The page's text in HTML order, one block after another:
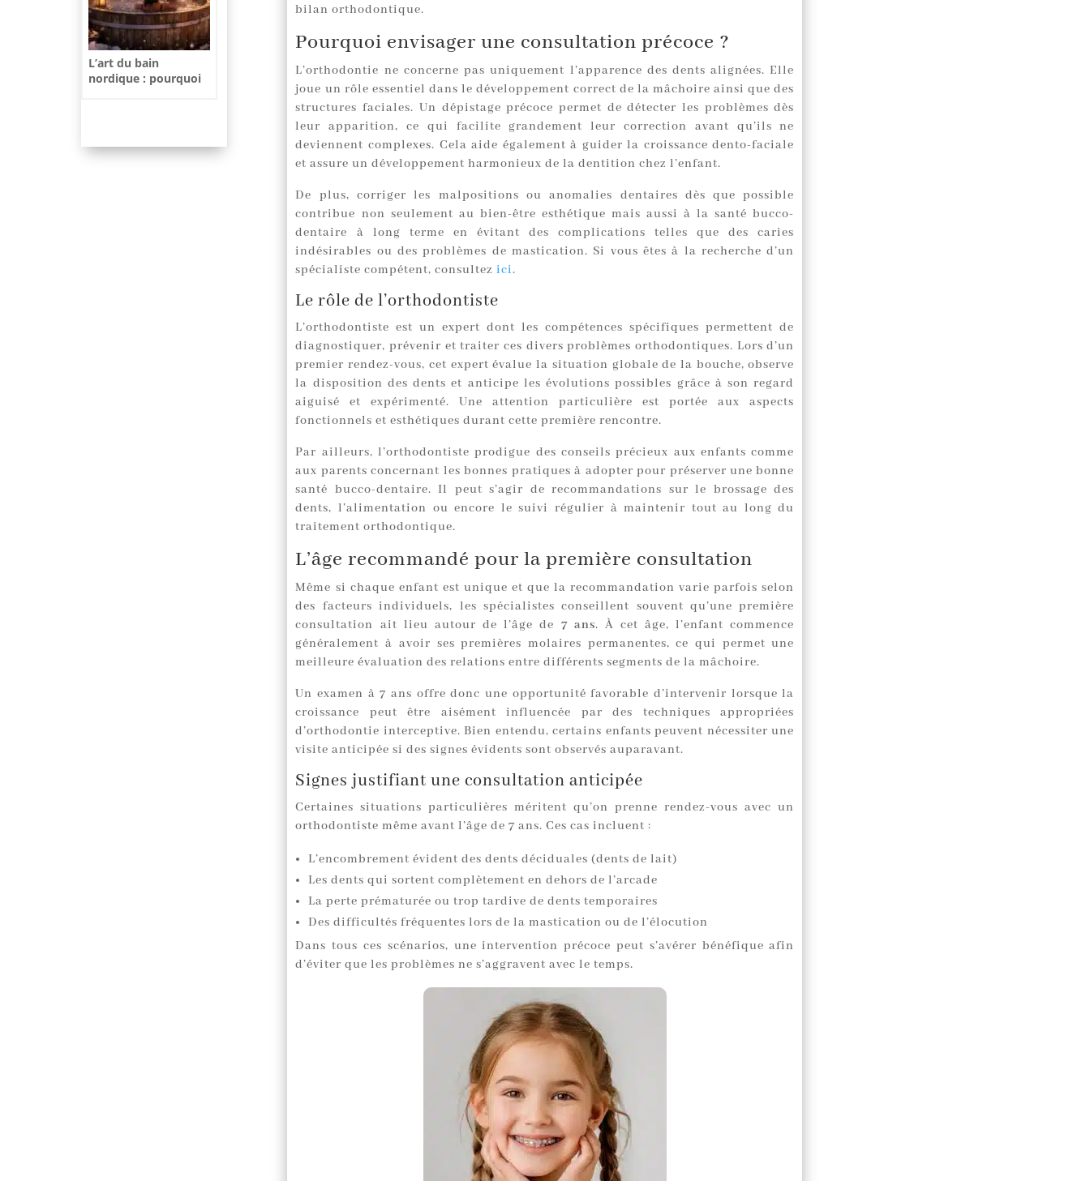
L’art du bain
nordique : pourquoi
bilan orthodontique.
Pourquoi envisager une consultation précoce ?
L’orthodontie ne concerne pas uniquement l’apparence des dents alignées. Elle
joue un rôle essentiel dans le développement correct de la mâchoire ainsi que des
structures faciales. Un dépistage précoce permet de détecter les problèmes dès
leur apparition, ce qui facilite grandement leur correction avant qu’ils ne
deviennent complexes. Cela aide également à guider la croissance dento-faciale
et assure un développement harmonieux de la dentition chez l’enfant.
De plus, corriger les malpositions ou anomalies dentaires dès que possible
contribue non seulement au bien-être esthétique mais aussi à la santé bucco-
dentaire à long terme en évitant des complications telles que des caries
indésirables ou des problèmes de mastication. Si vous êtes à la recherche d’un
spécialiste compétent, consultezici.
Le rôle de l’orthodontiste
L’orthodontiste est un expert dont les compétences spécifiques permettent de
diagnostiquer, prévenir et traiter ces divers problèmes orthodontiques. Lors d’un
premier rendez-vous, cet expert évalue la situation globale de la bouche, observe
la disposition des dents et anticipe les évolutions possibles grâce à son regard
aiguisé et expérimenté. Une attention particulière est portée aux aspects
fonctionnels et esthétiques durant cette première rencontre.
Par ailleurs, l’orthodontiste prodigue des conseils précieux aux enfants comme
aux parents concernant les bonnes pratiques à adopter pour préserver une bonne
santé bucco-dentaire. Il peut s’agir de recommandations sur le brossage des
dents, l’alimentation ou encore le suivi régulier à maintenir tout au long du
traitement orthodontique.
L’âge recommandé pour la première consultation
Même si chaque enfant est unique et que la recommandation varie parfois selon
des facteurs individuels, les spécialistes conseillent souvent qu’une première
consultation ait lieu autour de l’âge de 7 ans. À cet âge, l’enfant commence
généralement à avoir ses premières molaires permanentes, ce qui permet une
meilleure évaluation des relations entre différents segments de la mâchoire.
Un examen à 7 ans offre donc une opportunité favorable d’intervenir lorsque la
croissance peut être aisément influencée par des techniques appropriées
d’orthodontie interceptive. Bien entendu, certains enfants peuvent nécessiter une
visite anticipée si des signes évidents sont observés auparavant.
Signes justifiant une consultation anticipée
Certaines situations particulières méritent qu’on prenne rendez-vous avec un
orthodontiste même avant l’âge de 7 ans. Ces cas incluent :
L’encombrement évident des dents déciduales (dents de lait)
Les dents qui sortent complètement en dehors de l’arcade
La perte prématurée ou trop tardive de dents temporaires
Des difficultés fréquentes lors de la mastication ou de l’élocution
Dans tous ces scénarios, une intervention précoce peut s’avérer bénéfique afin
d’éviter que les problèmes ne s’aggravent avec le temps.